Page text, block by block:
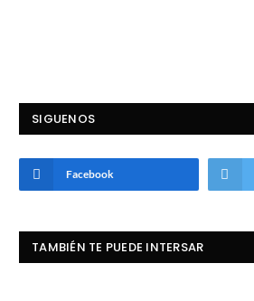
SIGUENOS
Facebook
TAMBIÉN TE PUEDE INTERSAR